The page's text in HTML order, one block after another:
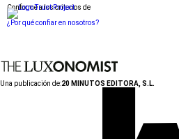
Conforme a los criterios de
¿Por qué confiar en nosotros?
Una publicación de:20 MINUTOS EDITORA, S.L.